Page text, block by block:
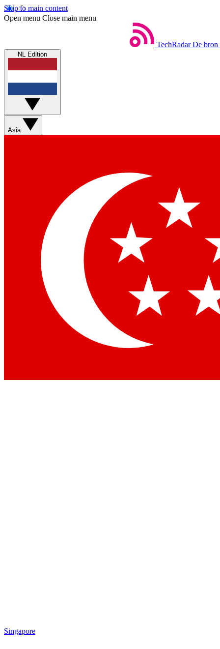
Skip to main content
Open menu Close main menu
TechRadar De bron
NL Edition
Asia
Singapore